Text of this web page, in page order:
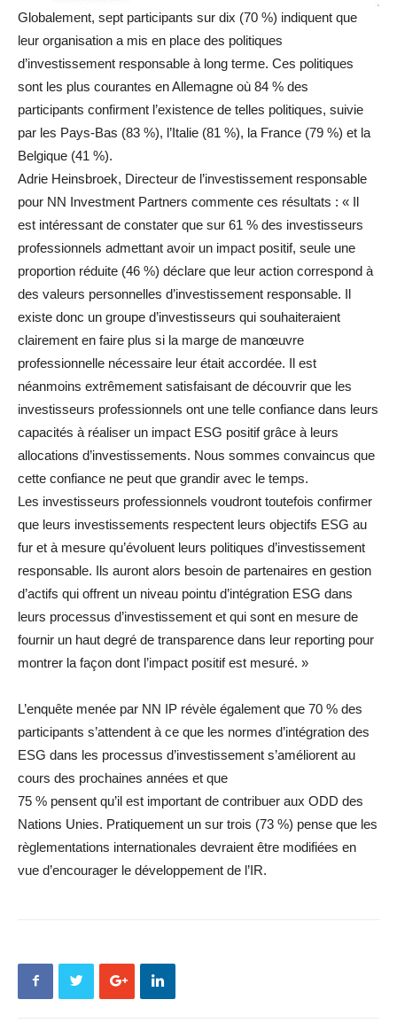
Globalement, sept participants sur dix (70 %) indiquent que
leur organisation a mis en place des politiques
d’investissement responsable à long terme. Ces politiques
sont les plus courantes en Allemagne où 84 % des
participants confirment l’existence de telles politiques, suivie
par les Pays-Bas (83 %), l’Italie (81 %), la France (79 %) et la
Belgique (41 %).
Adrie Heinsbroek, Directeur de l’investissement responsable
pour NN Investment Partners commente ces résultats : « Il
est intéressant de constater que sur 61 % des investisseurs
professionnels admettant avoir un impact positif, seule une
proportion réduite (46 %) déclare que leur action correspond à
des valeurs personnelles d’investissement responsable. Il
existe donc un groupe d’investisseurs qui souhaiteraient
clairement en faire plus si la marge de manœuvre
professionnelle nécessaire leur était accordée. Il est
néanmoins extrêmement satisfaisant de découvrir que les
investisseurs professionnels ont une telle confiance dans leurs
capacités à réaliser un impact ESG positif grâce à leurs
allocations d’investissements. Nous sommes convaincus que
cette confiance ne peut que grandir avec le temps.
Les investisseurs professionnels voudront toutefois confirmer
que leurs investissements respectent leurs objectifs ESG au
fur et à mesure qu’évoluent leurs politiques d’investissement
responsable. Ils auront alors besoin de partenaires en gestion
d’actifs qui offrent un niveau pointu d’intégration ESG dans
leurs processus d’investissement et qui sont en mesure de
fournir un haut degré de transparence dans leur reporting pour
montrer la façon dont l’impact positif est mesuré. »
L’enquête menée par NN IP révèle également que 70 % des
participants s’attendent à ce que les normes d’intégration des
ESG dans les processus d’investissement s’améliorent au
cours des prochaines années et que
75 % pensent qu’il est important de contribuer aux ODD des
Nations Unies. Pratiquement un sur trois (73 %) pense que les
règlementations internationales devraient être modifiées en
vue d’encourager le développement de l’IR.